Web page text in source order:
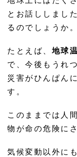
とお話ししまし
るのでしょうか。
たとえば、 地球
で、今後もうれ
災害がひんぱん
す。
このままでは人
物が命の危険に
気候変動以外にも